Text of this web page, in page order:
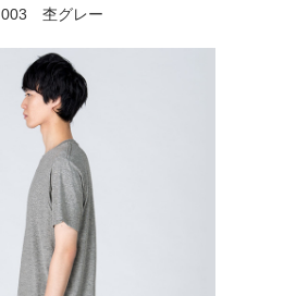
003 杢グレー